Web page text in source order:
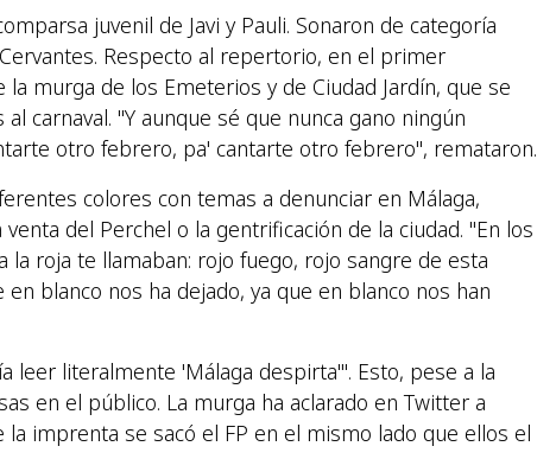
juvenil de Javi y Pauli. Sonaron de categoría
Respecto al repertorio, en el primer
murga de los Emeterios y de Ciudad Jardín, que se
carnaval. "Y aunque sé que nunca gano ningún
otro febrero, pa' cantarte otro febrero", remataron.
colores con temas a denunciar en Málaga,
del Perchel o la gentrificación de la ciudad. "En los
la roja te llamaban: rojo fuego, rojo sangre de esta
blanco nos ha dejado, ya que en blanco nos han
leer literalmente 'Málaga despirta'". Esto, pese a la
en el público. La murga ha aclarado en Twitter a
imprenta se sacó el FP en el mismo lado que ellos el